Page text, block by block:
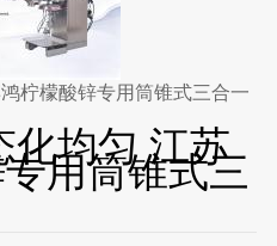
化均匀 江苏
用筒锥式三